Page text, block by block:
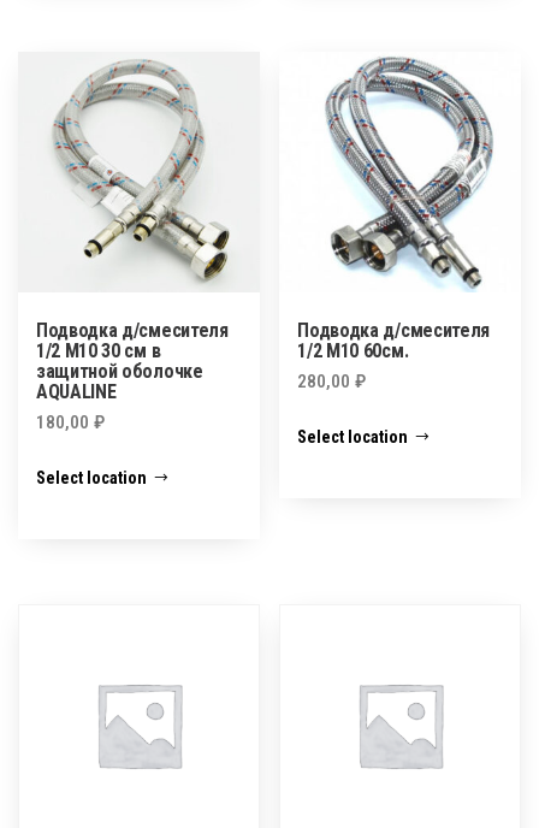
Подводка д/смесителя
1/2 М10 30 см в
защитной оболочке
AQUALINE
180,00 ₽
Select location
Подводка д/смесителя
1/2 М10 60см.
280,00₽
Select location